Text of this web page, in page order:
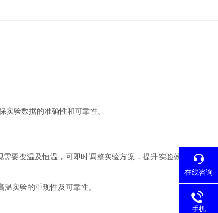
验数据的准确性和可靠性。
要变温及恒温，可即时调整实验方案，提升实验效
实验的重现性及可靠性。
在线咨询
手机